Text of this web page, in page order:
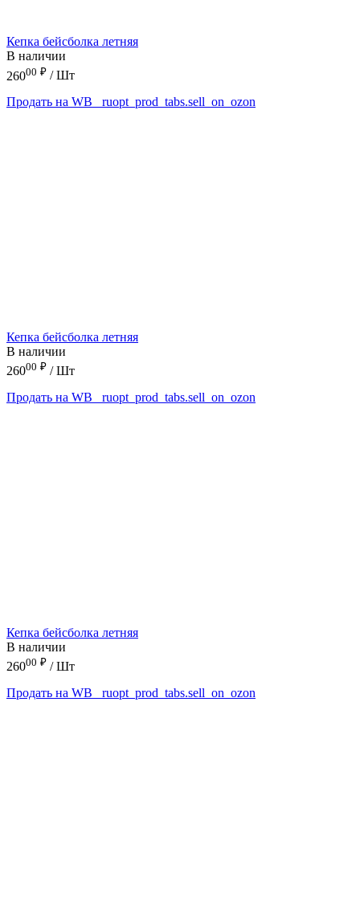
Кепка бейсболка летняя
В наличии
26000 ₽ / Шт
Продать на WB
_ruopt_prod_tabs.sell_on_ozon
Кепка бейсболка летняя
В наличии
26000 ₽ / Шт
Продать на WB
_ruopt_prod_tabs.sell_on_ozon
Кепка бейсболка летняя
В наличии
26000 ₽ / Шт
Продать на WB
_ruopt_prod_tabs.sell_on_ozon